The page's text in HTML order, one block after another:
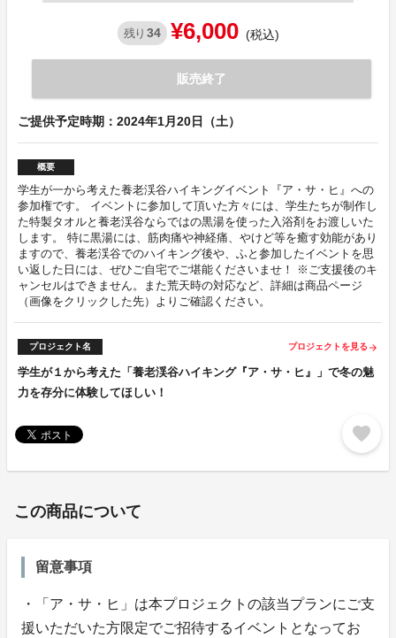
残り 34 ¥6,000 (税込)
販売終了
ご提供予定時期：2024年1月20日（土）
概要
学生が一から考えた養老渓谷ハイキングイベント『ア・サ・ヒ』への
参加権です。 イベントに参加して頂いた方々には、学生たちが制作し
た特製タオルと養老渓谷ならではの黒湯を使った入浴剤をお渡しいた
します。 特に黒湯には、筋肉痛や神経痛、やけど等を癒す効能があり
ますので、養老渓谷でのハイキング後や、ふと参加したイベントを思
い返した日には、ぜひご自宅でご堪能くださいませ！ ※ご支援後のキ
ャンセルはできません。また荒天時の対応など、詳細は商品ページ
（画像をクリックした先）よりご確認ください。
プロジェクト名 プロジェクトを見る arrow_forward
学生が１から考えた「養老渓谷ハイキング『ア・サ・ヒ』」で冬の魅
力を存分に体験してほしい！
favorite
この商品について
留意事項
・「ア・サ・ヒ」は本プロジェクトの該当プランにご支
援いただいた方限定でご招待するイベントとなってお